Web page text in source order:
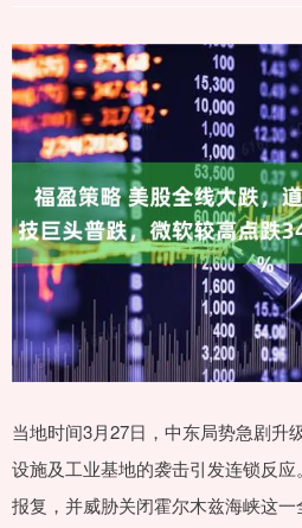
当地时间3月27日，中东局势急剧升
设施及工业基地的袭击引发连锁反
报复，并威胁关闭霍尔木兹海峡这